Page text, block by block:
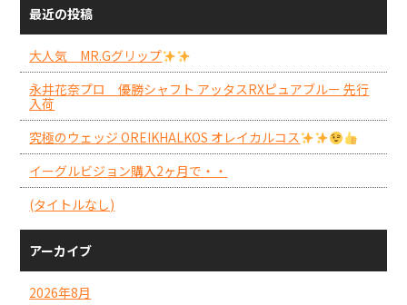
最近の投稿
大人気 MR.Gグリップ
永井花奈プロ 優勝シャフト アッタスRXピュアブルー 先行
入荷
究極のウェッジ OREIKHALKOS オレイカルコス
イーグルビジョン購入2ヶ月で・・
(タイトルなし)
アーカイブ
2026年8月